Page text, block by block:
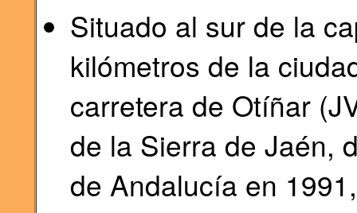
Situado al sur de la
kilómetros de la
carretera de Otíñar
de la Sierra de Jaén,
de Andalucía en